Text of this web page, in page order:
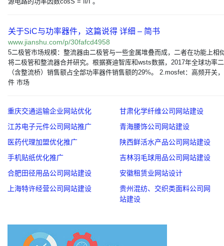
关于SiC与功率器件，这篇说得 详细 – 简书
www.jianshu.com/p/30fafcd4958
5二极管市场规模：整流器由二极管与一些金属堆叠而成，二者在功能上相
将二极管和整流器合并研究。根据赛迪智库和wsts数据，2017年全球功率
（含整流桥）销售额占全部功率器件销售额的29%。 2.mosfet：高频开关
件 市场
重庆交通运输企业网站优化
甘肃化学纤维公司网站建设
江苏电子元件公司网站推广
青海腰饰公司网站建设
医药代理加盟优化推广
陕西鲜活水产品公司网站建设
手机贴纸优化推广
吉林羽毛球用品公司网站建设
合肥田径用品公司网站建设
安徽租赁业网站设计
上海特许经营公司网站建设
贵州混纺、交织类面料公司网
站建设